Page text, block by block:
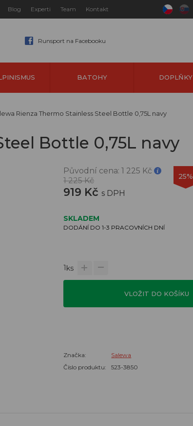
Blog Experti Team Kontakt
Runsport na Facebooku
BATOHY DOPLŇKY
Rienza Thermo Stainless Steel Bottle 0,75L navy
Bottle 0,75L navy
Původní cena:1 225 Kč
1 225 Kč
919 Kč s DPH
25%
SKLADEM
DODÁNÍ DO 1-3 PRACOVNÍCH DNÍ
1ks
VLOŽIT DO KOŠÍKU
Značka:
Salewa
Číslo produktu:
523-3850